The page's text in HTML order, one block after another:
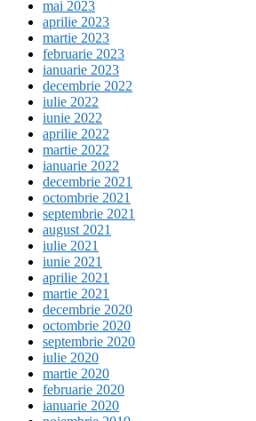
mai 2023
aprilie 2023
martie 2023
februarie 2023
ianuarie 2023
decembrie 2022
iulie 2022
iunie 2022
aprilie 2022
martie 2022
ianuarie 2022
decembrie 2021
octombrie 2021
septembrie 2021
august 2021
iulie 2021
iunie 2021
aprilie 2021
martie 2021
decembrie 2020
octombrie 2020
septembrie 2020
iulie 2020
martie 2020
februarie 2020
ianuarie 2020